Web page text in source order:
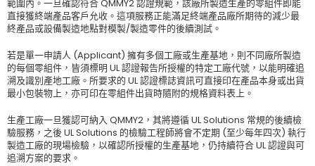
範圍內。一旦確認符合 QMMY2 認證規範，該廠所製造生產的零組件即能
直接獲終端產品客戶允收。這項服務正能滿足終端產品廠所期待的減少最
終產品或設備製造地點對模製/製造零件的後續測試。
若是單一申請人 (Applicant) 擁有多個工廠或生產基地，則不同廠所製造
的每個零組件，皆須標明 UL 認證報告所授權的特定工廠代號，以能明確追
溯及識別產地工廠。所要求的 UL 認證標誌資訊可直接印在產品本身或出貨
最小包裝物上，亦可印在零組件出貨時隨附的規格資料表上。
生產工廠一旦獲認可納入 QMMY2，其將遵循 UL Solutions 常規的後續檢
驗服務，之後 UL Solutions 的檢驗工程師將會不定期 (至少每年四次) 執行
製造工廠的現場檢驗，以確認所授權的生產基地，仍持續符合 UL 認證與可
追溯方案的要求。